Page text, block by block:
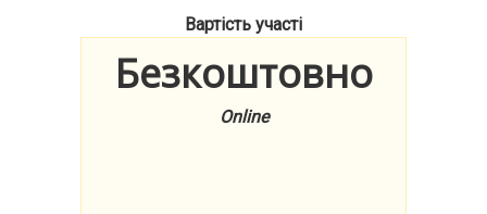
Вартість участі
Безкоштовно
Online